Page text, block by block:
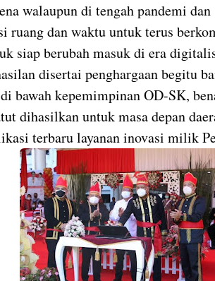
walaupun di tengah pandemi
ruang dan waktu untuk terus
siap berubah masuk di era
disertai penghargaan begitu
bawah kepemimpinan OD-SK,
dihasilkan untuk masa depan
terbaru layanan inovasi milik